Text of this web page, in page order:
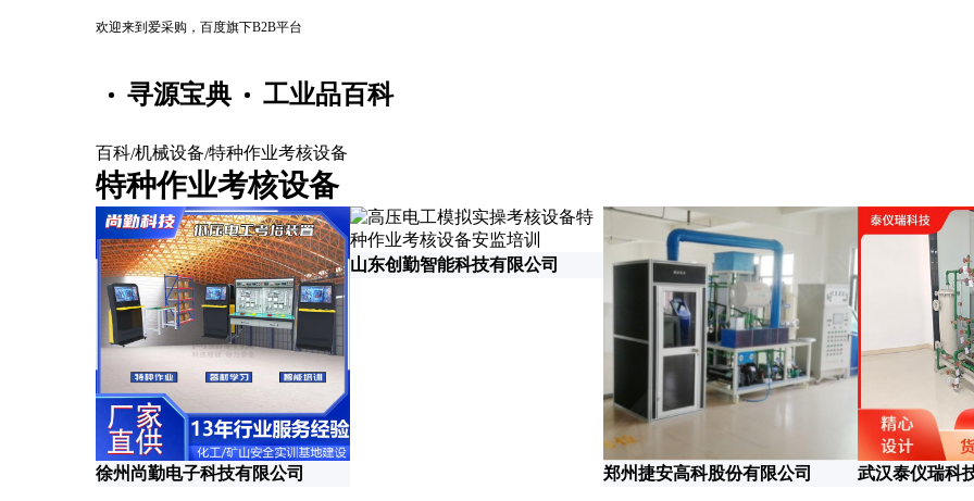
欢迎来到爱采购，百度旗下B2B平台
寻源宝典 工业品百科
百科/机械设备/特种作业考核设备
特种作业考核设备
徐州尚勤电子科技有限公司
山东创勤智能科技有限公司
郑州捷安高科股份有限公司 武汉泰仪瑞科